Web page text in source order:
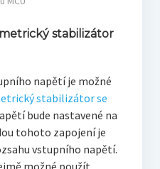
stabilizátor
napětí je možné
stabilizátor se
bude nastavené na
tohoto zapojení je
vstupního napětí.
možné použít